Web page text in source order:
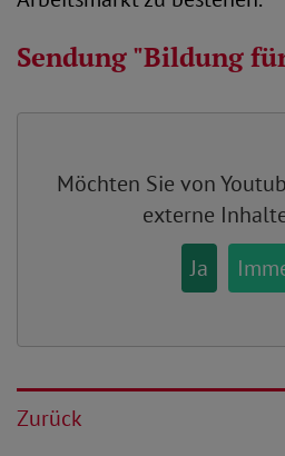
Sendung "Bildung
Möchten Sie von
externe
Ja
Zurück